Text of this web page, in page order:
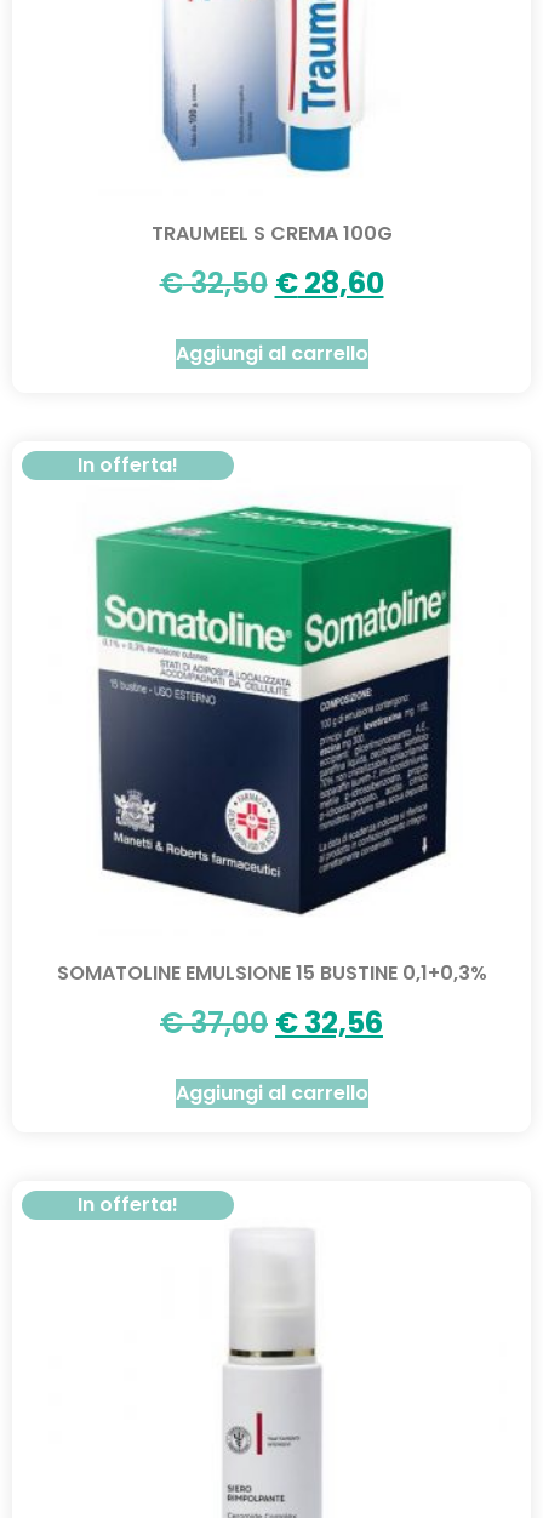
TRAUMEEL S CREMA 100G
€32,50 €28,60
Aggiungi al carrello
In offerta!
SOMATOLINE EMULSIONE 15 BUSTINE 0,1+0,3%
€37,00 €32,56
Aggiungi al carrello
In offerta!